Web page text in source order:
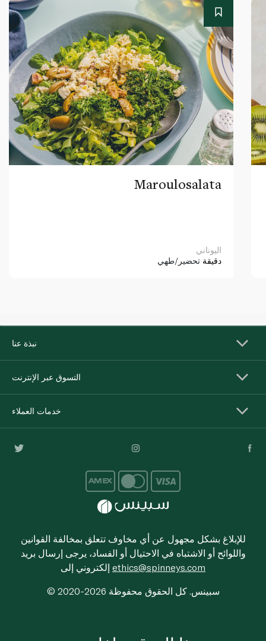
Maroulosalata
اليوناني
دقيقة تحضير/طهي
نبذة عنا
التسوق عبر الإنترنت
خدمات العملاء
للإبلاغ بشكل مجهول عن أي مخاوف تتعلق بمخالفة القوانين
واللوائح أو الاشتباه في الاحتيال أو الفساد، يرجى إرسال بريد
ethics@spinneys.com
© 2020-2026 سبينس. كل الحقوق محفوظة